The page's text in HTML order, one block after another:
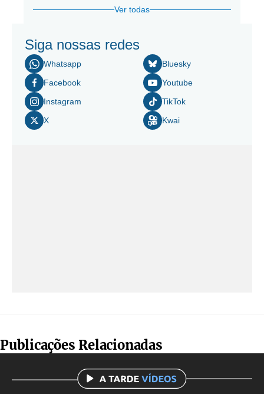
Ver todas
Siga nossas redes
Whatsapp
Facebook
Instagram
X
Bluesky
Youtube
TikTok
Kwai
Publicações Relacionadas